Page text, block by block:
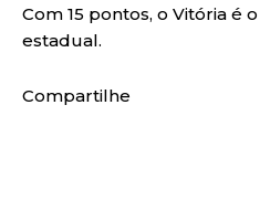
Com 15 pontos, o Vitória é
estadual.
Compartilhe